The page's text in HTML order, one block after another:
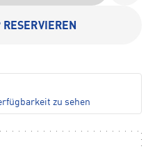
RESERVIEREN
zu sehen